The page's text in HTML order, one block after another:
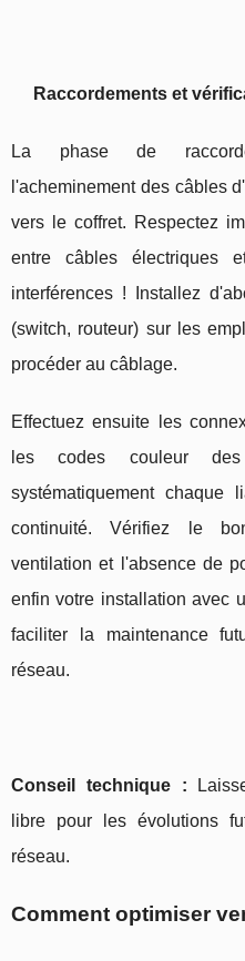
Raccordements et
La phase de
l'acheminement des câbles
vers le coffret. Respectez
entre câbles électriques
interférences ! Installez
(switch, routeur) sur les
procéder au câblage.
Effectuez ensuite les
les codes couleur
systématiquement chaque
continuité. Vérifiez le
ventilation et l'absence de
enfin votre installation avec
faciliter la maintenance
réseau.
Conseil technique :
libre pour les évolutions
réseau.
Comment optimiser